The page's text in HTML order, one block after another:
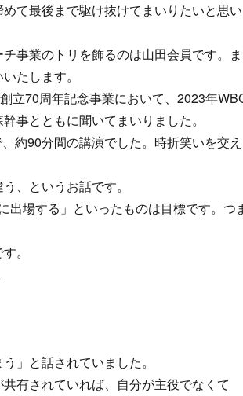
て最後まで駆け抜けてまいりたいと思い
事業のトリを飾るのは山田会員です。ま
たします。
立70周年記念事業において、2023年
事とともに聞いてまいりました。
約90分間の講演でした。時折笑いを交え
、というお話です。
出場する」といったものは目標です。つ
。
」と話されていました。
有されていれば、自分が主役でなくて